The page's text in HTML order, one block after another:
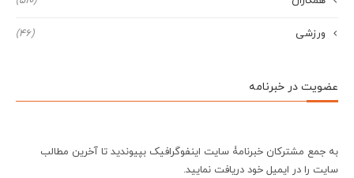
ورزشی (46)
عضویت در خبرنامه
به جمع مشترکان خبرنامۀ سایت اینفوگرافیک بپیوندید تا آخرین مطالب
سایت را در ایمیل خود دریافت نمایید.